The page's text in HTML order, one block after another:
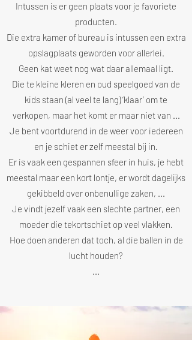
Intussen is er geen plaats voor je favoriete
producten.
Die extra kamer of bureau is intussen een extra
opslagplaats geworden voor allerlei.
Geen kat weet nog wat daar allemaal ligt.
Die te kleine kleren en oud speelgoed van de
kids staan (al veel te lang) ‘klaar’ om te
verkopen, maar het komt er maar niet van ...
Je bent voortdurend in de weer voor iedereen
en je schiet er zelf meestal bij in.
Er is vaak een gespannen sfeer in huis, je hebt
meestal maar een kort lontje, er wordt dagelijks
gekibbeld over onbenullige zaken, ...
Je vindt jezelf vaak een slechte partner, een
moeder die tekortschiet op veel vlakken.
Hoe doen anderen dat toch, al die ballen in de
lucht houden?
...